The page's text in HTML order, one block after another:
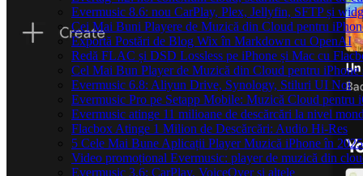
Evermusic 8.6: nou CarPlay, Plex, Jellyfin, SFTP și
Cei Mai Buni Playere de Muzică din Cloud pentru
Exportă Postări de Blog Wix în Markdown cu OpenAI
Redă FLAC și DSD Lossless pe iPhone și Mac cu
Cel Mai Bun Player de Muzică din Cloud pentru iPhone
Evermusic 6.8: Aliyun Drive, Synology, Stiluri UI Noi
Evermusic Pro pe Setapp Mobile: Muzică Cloud pentru
Evermusic atinge 11 milioane de descărcări la nivel
Flacbox Atinge 1 Milion de Descărcări: Audio Hi-Res
5 Cele Mai Bune Aplicații Player Muzică iPhone în 2025
Video promoțional Evermusic: player de muzică din
Evermusic 3.6: CarPlay, VoiceOver și altele